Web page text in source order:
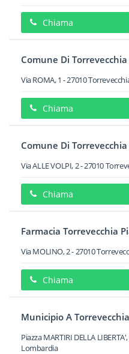
Chiama
Comune Di Torrevecchia
Via ROMA, 1 -27010
Chiama
Comune Di Torrevecchia
Via ALLE VOLPI, 2-27010
Chiama
Farmacia Torrevecchia
Via MOLINO, 2-27010
Chiama
Municipio A
Piazza MARTIRI DELLA LIBERTA',
Lombardia